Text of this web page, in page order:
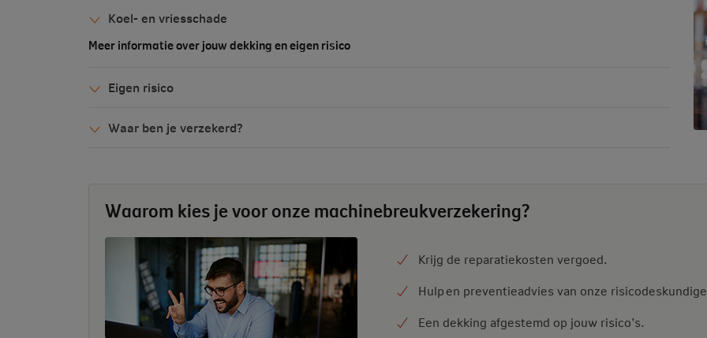
Koel- en vriesschade
Meer informatie over jouw dekking en eigen risico
Eigen risico
Waar ben je verzekerd?
Waarom kies je voor onze machinebreukverzekering?
Krijg de reparatiekosten vergoed.
Hulp en preventieadvies van onze
Een dekking afgestemd op jouw risico’s.